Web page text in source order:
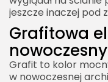
jeszcze inaczej pod
Grafitowa
Grafit to kolor
w nowoczesnej